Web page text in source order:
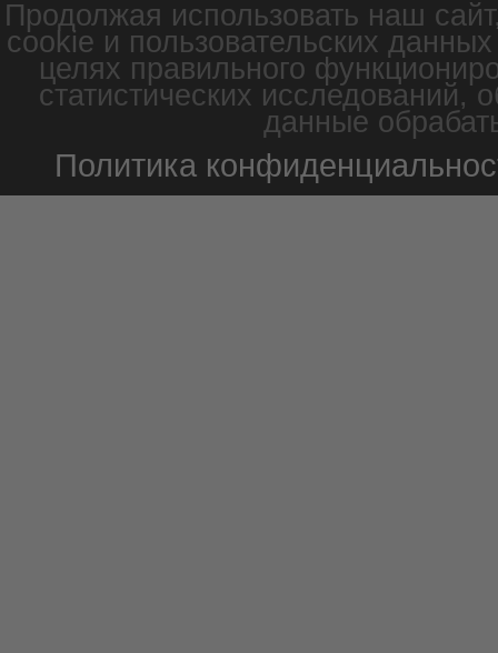
Продолжая использовать наш
cookie и пользовательских
целях правильного
статистических
данные
Политика